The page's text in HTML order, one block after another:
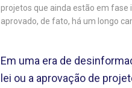
projetos que ainda estão em fase
aprovado, de fato, há um longo
Em uma era de
lei ou a aprovação de